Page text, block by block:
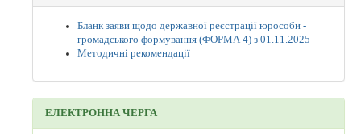
Бланк заяви щодо державної реєстрації юрособи -
громадського формування (ФОРМА 4) з 01.11.2025
Методичні рекомендації
ЕЛЕКТРОННА ЧЕРГА